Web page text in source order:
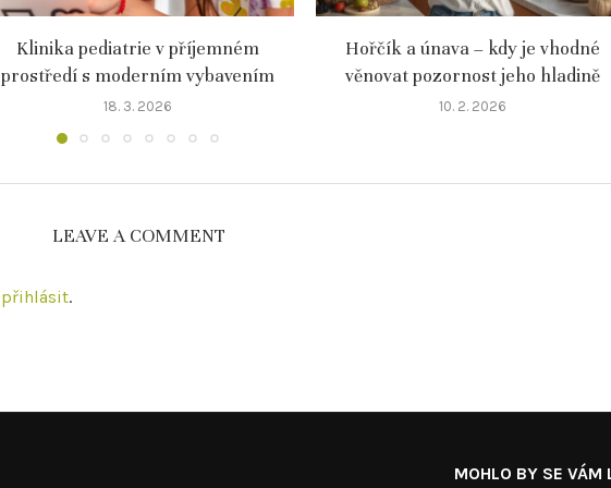
Klinika pediatrie v příjemném
prostředí s moderním vybavením
18. 3. 2026
Hořčík a únava – kdy je vhodné
věnovat pozornost jeho hladině
10. 2. 2026
LEAVE A COMMENT
přihlásit.
MOHLO BY SE VÁM